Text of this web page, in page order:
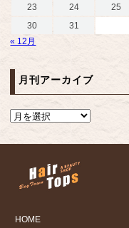
23
24 25
30
31
« 12月
月刊アーカイブ
HOME